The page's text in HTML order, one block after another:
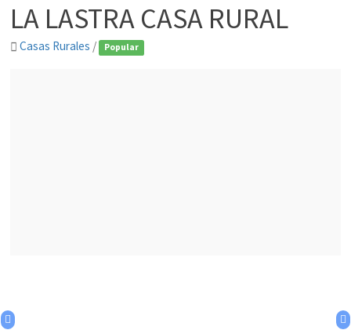
LA LASTRA CASA RURAL
Casas Rurales / Popular